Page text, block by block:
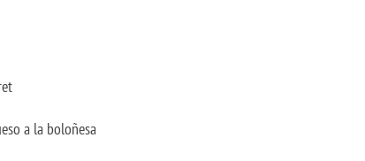
a la boloñesa